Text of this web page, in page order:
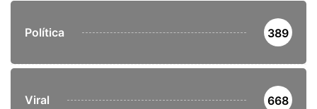
Política 389
Viral 668